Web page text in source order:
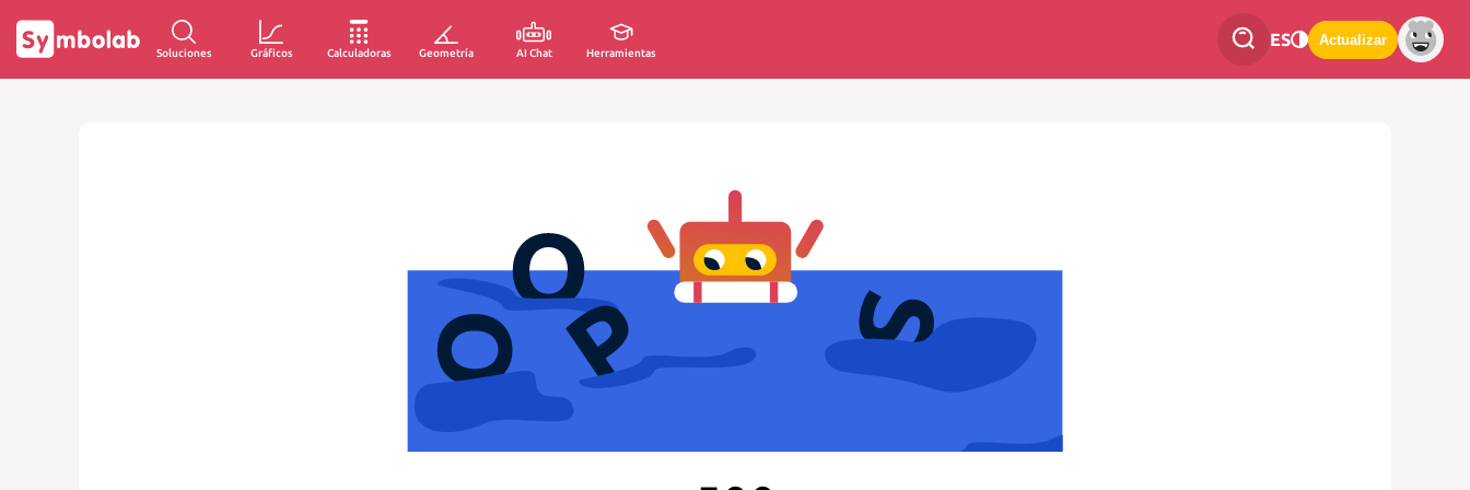
Soluciones Gráficos Calculadoras Geometría AI Chat Herramientas
ES Actualizar